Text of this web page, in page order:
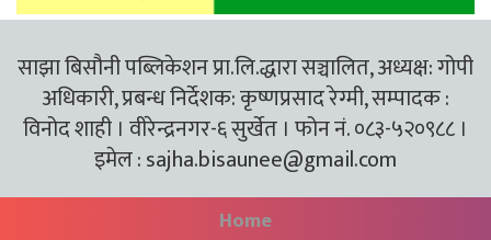
साझा बिसौनी पब्लिकेशन प्रा.लि.द्धारा सञ्चालित, अध्यक्ष: गोपी
अधिकारी, प्रबन्ध निर्देशक: कृष्णप्रसाद रेग्मी, सम्पादक :
विनोद शाही । वीरेन्द्रनगर-६ सुर्खेत । फोन नं. ०८३-५२०९८८ ।
इमेल :sajha.bisaunee@gmail.com
Home